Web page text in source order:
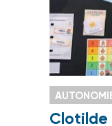
Clotilde